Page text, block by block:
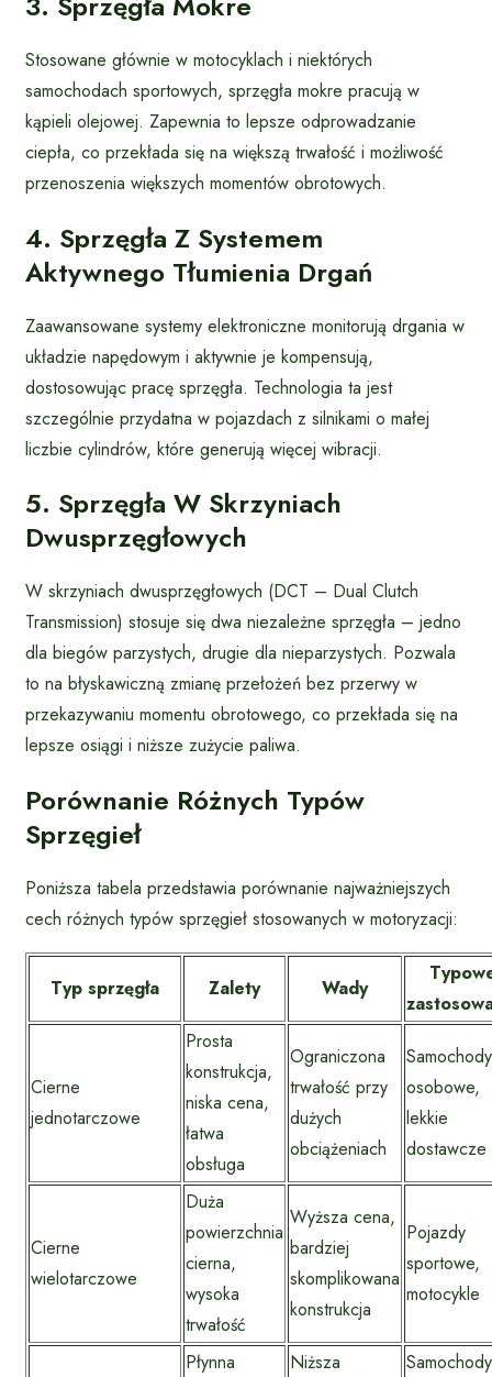
Stosowane głównie w motocyklach i niektórych
samochodach sportowych, sprzęgła mokre pracują w
kąpieli olejowej. Zapewnia to lepsze odprowadzanie
ciepła, co przekłada się na większą trwałość i możliwość
przenoszenia większych momentów obrotowych.
4. Sprzęgła Z Systemem
Aktywnego Tłumienia Drgań
Zaawansowane systemy elektroniczne monitorują drgania w
układzie napędowym i aktywnie je kompensują,
dostosowując pracę sprzęgła. Technologia ta jest
szczególnie przydatna w pojazdach z silnikami o małej
liczbie cylindrów, które generują więcej wibracji.
5. Sprzęgła W Skrzyniach
Dwusprzęgłowych
W skrzyniach dwusprzęgłowych (DCT – Dual Clutch
Transmission) stosuje się dwa niezależne sprzęgła – jedno
dla biegów parzystych, drugie dla nieparzystych. Pozwala
to na błyskawiczną zmianę przełożeń bez przerwy w
przekazywaniu momentu obrotowego, co przekłada się na
lepsze osiągi i niższe zużycie paliwa.
Porównanie Różnych Typów
Sprzęgieł
Poniższa tabela przedstawia porównanie najważniejszych
cech różnych typów sprzęgieł stosowanych w motoryzacji:
Typ sprzęgła Zalety Wady
Cierne
jednotarczowe
Prosta
konstrukcja,
niska cena,
łatwa
obsługa
Ograniczona
trwałość przy
dużych
obciążeniach
Samochody
osobowe,
lekkie
dostawcze
Cierne
wielotarczowe
Duża
powierzchnia
cierna,
wysoka
trwałość
Wyższa cena,
bardziej
skomplikowana
konstrukcja
Pojazdy
sportowe,
motocykle
Płynna
Niższa